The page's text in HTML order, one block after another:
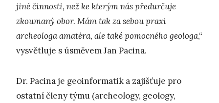
jiné činnosti, než ke kterým nás předurčuje
zkoumaný obor. Mám tak za sebou praxi
archeologa amatéra, ale také pomocného geologa,“
vysvětluje s úsměvem Jan Pacina.
Dr. Pacina je geoinformatik a zajišťuje pro
ostatní členy týmu (archeology, geology,